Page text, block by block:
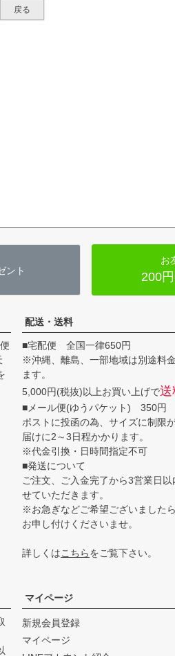
戻る
ント
お
200
配送・送料
■宅配便 全国一律650円
※沖縄、離島、一部地域は別途料
ます。
5,000円(税抜)以上お買い上げで送
■メール便(ゆうパケット) 350円
ポストに投函の為、サイズに制限
届けに2～3日程かかります。
※代金引換・日時間指定不可
■発送について
ご注文、ご入金完了から3営業日以
せていただきます。
※お急ぎなどご希望ございました
お申し付けくださいませ。
詳しくはこちらをご覧下さい。
マイページ
新規会員登録
マイページ